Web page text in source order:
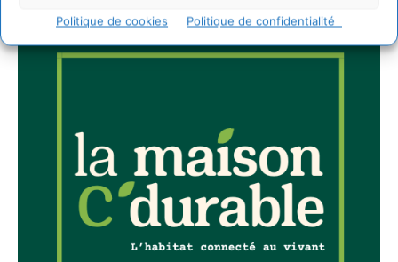
Politique de cookies Politique de confidentialité